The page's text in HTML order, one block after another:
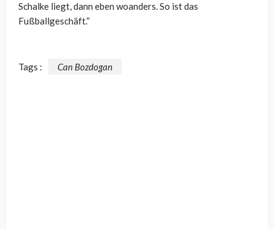
Schalke liegt, dann eben woanders. So ist das
Fußballgeschäft.“
Tags : Can Bozdogan